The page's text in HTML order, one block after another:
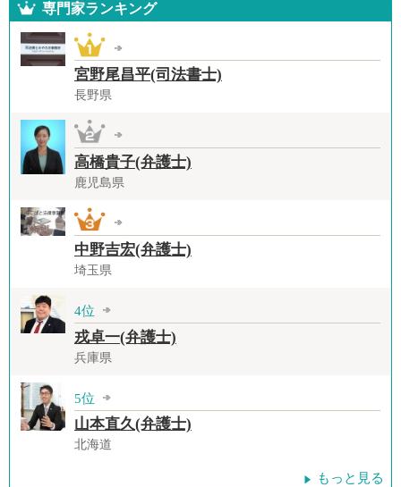
専門家ランキング
宮野尾昌平(司法書士)
長野県
高橋貴子(弁護士)
鹿児島県
中野吉宏(弁護士)
埼玉県
4位
戎卓一(弁護士)
兵庫県
5位
山本直久(弁護士)
北海道
もっと見る